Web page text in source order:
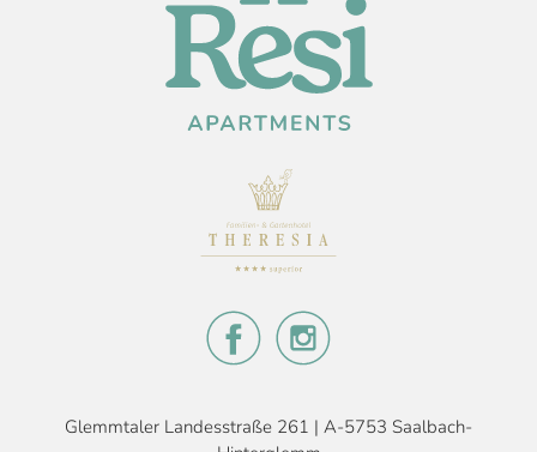
Glemmtaler Landesstraße 261 | A-5753 Saalbach-